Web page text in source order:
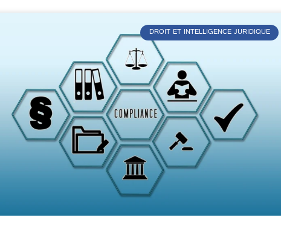
DROIT ET INTELLIGENCE JURIDIQUE